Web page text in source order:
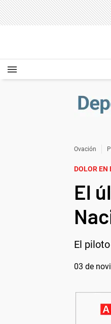
Ovación
DOLOR EN
El
El
03 de